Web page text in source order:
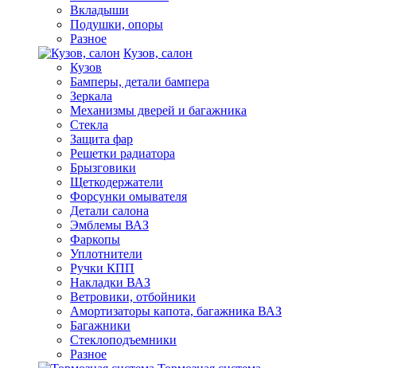
Вкладыши
Подушки, опоры
Разное
Кузов, салон
Кузов
Бамперы, детали бампера
Зеркала
Механизмы дверей и багажника
Стекла
Защита фар
Решетки радиатора
Брызговики
Щеткодержатели
Форсунки омывателя
Детали салона
Эмблемы ВАЗ
Фаркопы
Уплотнители
Ручки КПП
Накладки ВАЗ
Ветровики, отбойники
Амортизаторы капота, багажника ВАЗ
Багажники
Стеклоподъемники
Разное